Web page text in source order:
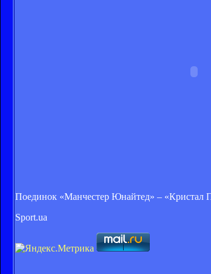
Поединок «Манчестер Юнайтед» – «Кристал
Sport.ua